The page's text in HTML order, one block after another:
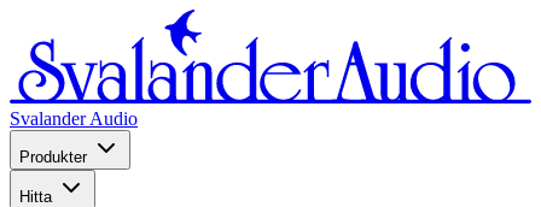
Svalander Audio
Produkter
Hitta